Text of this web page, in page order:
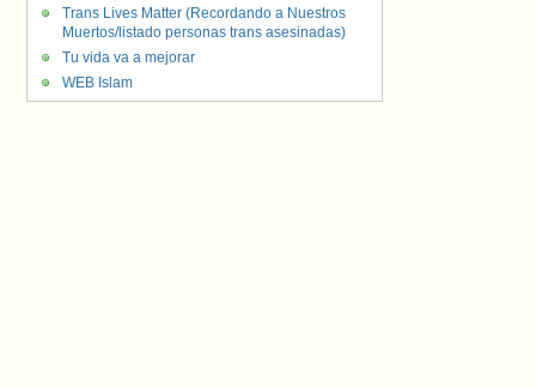
Trans Lives Matter (Recordando a Nuestros
Muertos/listado personas trans asesinadas)
Tu vida va a mejorar
WEB Islam